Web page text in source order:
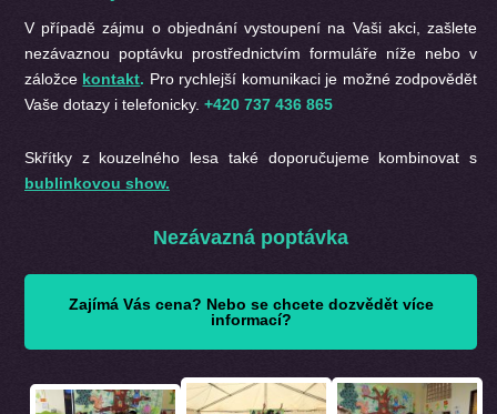
V případě zájmu o objednání vystoupení na Vaši akci, zašlete
nezávaznou poptávku prostřednictvím formuláře níže nebo v
záložce kontakt. Pro rychlejší komunikaci je možné zodpovědět
Vaše dotazy i telefonicky. +420 737 436 865
Skřítky z kouzelného lesa také doporučujeme kombinovat s
bublinkovou show.
Nezávazná poptávka
Zajímá Vás cena? Nebo se chcete dozvědět více
informací?